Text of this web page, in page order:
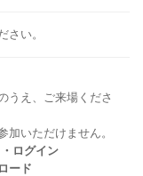
さい。
うえ、ご来場くださ
いただけません。
ログイン
ード